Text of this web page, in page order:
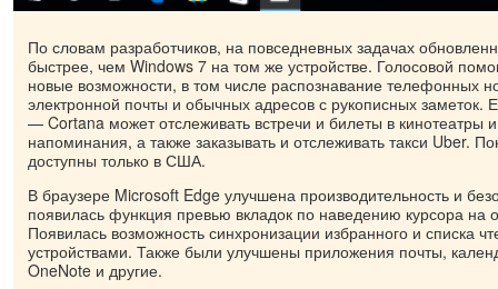
По словам разработчиков, на повседневных задачах
быстрее, чем Windows 7 на том же устройстве. Голосовой
новые возможности, в том числе распознавание телефонных
электронной почты и обычных адресов с рукописных заметок.
— Cortana может отслеживать встречи и билеты в кинотеатры
напоминания, а также заказывать и отслеживать такси Uber.
доступны только в США.
В браузере Microsoft Edge улучшена производительность и
появилась функция превью вкладок по наведению курсора на
Появилась возможность синхронизации избранного и списка
устройствами. Также были улучшены приложения почты,
OneNote и другие.